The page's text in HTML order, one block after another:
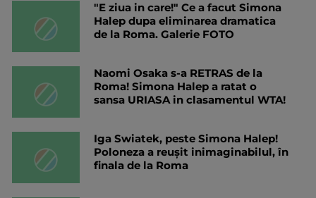
"E ziua in care!" Ce a facut Simona
Halep dupa eliminarea dramatica
de la Roma. Galerie FOTO
Naomi Osaka s-a RETRAS de la
Roma! Simona Halep a ratat o
sansa URIASA in clasamentul WTA!
Iga Swiatek, peste Simona Halep!
Poloneza a reușit inimaginabilul, în
finala de la Roma